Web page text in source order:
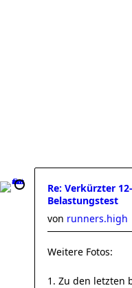
Re: Verkürzter
Belastungstest
von runners.high
Weitere Fotos:
1. Zu den letzten